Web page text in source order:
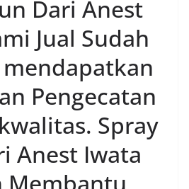
Dari Anest
Jual Sudah
Pengecatan
Spray
Anest Iwata
Membantu